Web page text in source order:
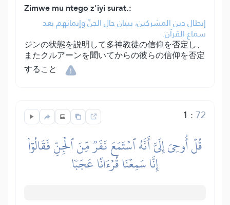
Zimwe mu ntego z'iyi surat.:
إبطال دين المشركين، ببيان حال الجنّ وإيمانهم بعد
سماع القرآن.
ジンの状態を説明して多神教徒の信仰を否定し、
またクルアーンを聞いてからの彼らの信仰を否定
すること
1 : 72
قُلۡ أُوحِيَ إِلَيَّ أَنَّهُ ٱسۡتَمَعَ نَفَرٞ مِّنَ ٱلۡجِنِّ فَقَالُوٓاْ
إِنَّا سَمِعۡنَا قُرۡءَانًا عَجَبٗا